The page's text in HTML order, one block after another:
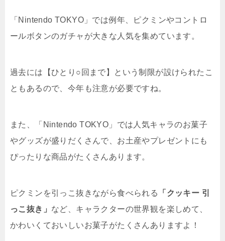
「Nintendo TOKYO」では例年、ピクミンやコントロ
ールボタンのガチャが大きな人気を集めています。
過去には【ひとり○回まで】という制限が設けられたこ
ともあるので、今年も注意が必要ですね。
また、「Nintendo TOKYO」では人気キャラのお菓子
やグッズが盛りだくさんで、お土産やプレゼントにも
ぴったりな商品がたくさんあります。
ピクミンを引っこ抜きながら食べられる
「クッキー 引
っこ抜き」 など、キャラクターの世界観を楽しめて、
かわいくておいしいお菓子がたくさんありますよ！